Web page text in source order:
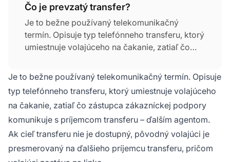
Čo je prevzatý transfer?
Je to bežne používaný telekomunikačný
termín. Opisuje typ telefónneho transferu, ktorý
umiestnuje volajúceho na čakanie, zatiaľ čo
príjemcom transferu – ďalším agentom. Ak cieľ
transferu nie je dostupný, pôvodný volajúci je
presmerovaný na ďalšieho príjemcu transferu,
pričom volajúci zostáva na linke.
Je to bežne používaný telekomunikačný termín. Opisuje
typ telefónneho transferu, ktorý umiestnuje volajúceho
na čakanie, zatiaľ čo zástupca zákazníckej podpory
komunikuje s príjemcom transferu – ďalším agentom.
Ak cieľ transferu nie je dostupný, pôvodný volajúci je
presmerovaný na ďalšieho príjemcu transferu, pričom